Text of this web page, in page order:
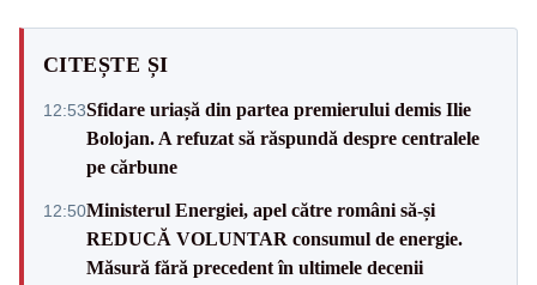
CITEȘTE ȘI
12:53Sfidare uriașă din partea premierului demis Ilie
Bolojan. A refuzat să răspundă despre centralele
pe cărbune
12:50Ministerul Energiei, apel către români să-și
REDUCĂ VOLUNTAR consumul de energie.
Măsură fără precedent în ultimele decenii